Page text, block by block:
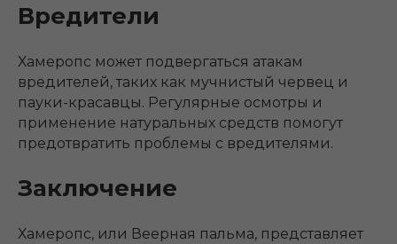
Вредители
Хамеропс может подвергаться атакам
вредителей, таких как мучнистый червец и
пауки-красавцы. Регулярные осмотры и
применение натуральных средств помогут
предотвратить проблемы с вредителями.
Заключение
Хамеропс, или Веерная пальма, представляет